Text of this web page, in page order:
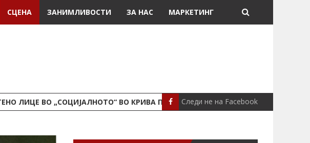
СЦЕНА ЗАНИМЛИВОСТИ ЗА НАС МАРКЕТИНГ
ЛИЦЕ ВО „СОЦИЈАЛНОТО“ ВО КРИВА ПАЛАНКА ЛОКАЛНО ПОЖАР ВО
Следи не на Facebook